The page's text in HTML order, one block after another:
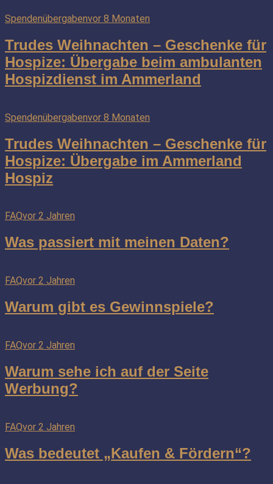
Spendenübergabenvor 8 Monaten
Trudes Weihnachten – Geschenke für
Hospize: Übergabe beim ambulanten
Hospizdienst im Ammerland
Spendenübergabenvor 8 Monaten
Trudes Weihnachten – Geschenke für
Hospize: Übergabe im Ammerland
Hospiz
FAQvor 2 Jahren
Was passiert mit meinen Daten?
FAQvor 2 Jahren
Warum gibt es Gewinnspiele?
FAQvor 2 Jahren
Warum sehe ich auf der Seite
Werbung?
FAQvor 2 Jahren
Was bedeutet „Kaufen & Fördern“?